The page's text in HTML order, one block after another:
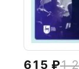
615 1